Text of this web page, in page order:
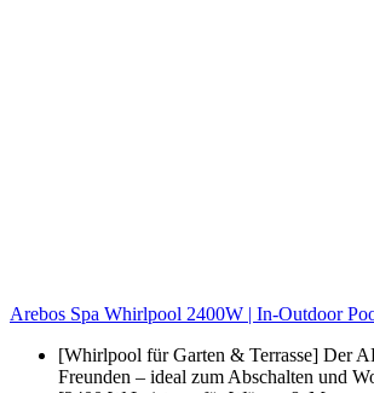
Arebos Spa Whirlpool 2400W | In-Outdoor
[Whirlpool für Garten & Terrasse] Der
Freunden – ideal zum Abschalten und